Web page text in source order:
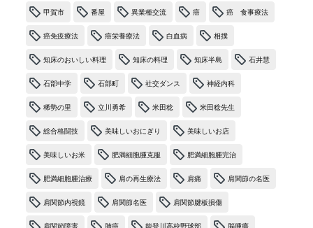
甲賀市 番屋 異業種交流 癌 癌 食事療法
癌免疫療法 癌栄養療法 白血病 相撲
知床のおいしい料理 知床の料理 知床半島 石井慧
石部中学 石部町 社交ダンス 神経内科
稀勢の里 立川勇希 米田稔 米田稔先生
総合格闘技 美味しいおにぎり 美味しいお店
美味しいお米 肥満細胞腫克服 肥満細胞腫完治
肥満細胞腫治療 肩の再生療法 肩痛 肩関節の名医
肩関節内視鏡 肩関節名医 肩関節腱板損傷
肩関節障害 肺癌 能登川高校野球部 脳腫瘍